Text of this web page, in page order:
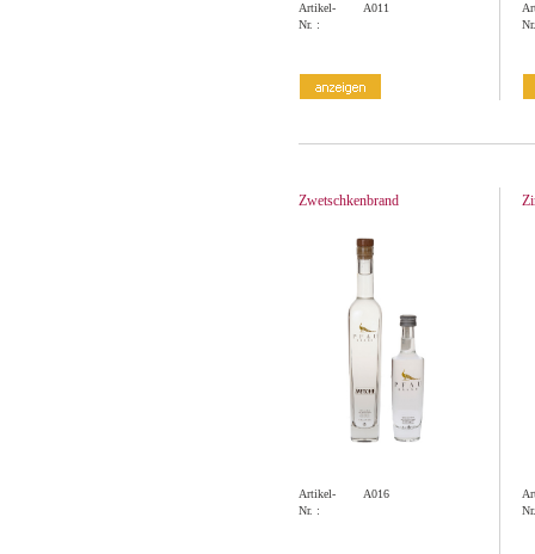
Artikel-
Nr. :
A011
Zwetschkenbrand
Artikel-
Nr. :
A016